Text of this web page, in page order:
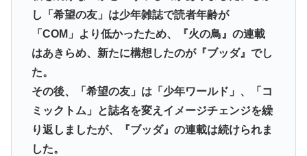
し「希望の友」は少年雑誌で読者年齢が
「COM」より低かったため、『火の鳥』の連載
はあきらめ、新たに構想したのが『ブッダ』でし
た。
その後、「希望の友」は「少年ワールド」、「コ
ミックトム」と誌名を変えイメージチェンジを繰
り返しましたが、『ブッダ』の連載は続けられま
した。